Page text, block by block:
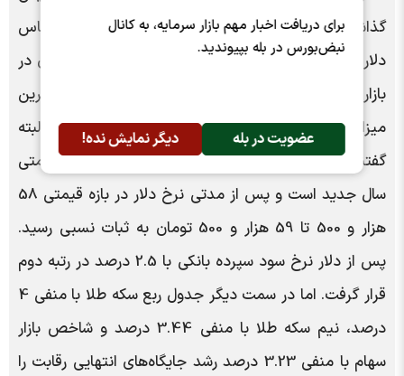
برای دریافت اخبار مهم بازار سرمایه، به کانال
نبض‌بورس در بله بپیوندید.
عضویت در بله دیگر نمایش نده!
گذاشت. با احتساب رقم 57 هزار و 550 تومان برای اسکناس
دلار در 28 اردیبهشت 1403 و رقم 59 هزار و 300 تومان در
بازار روز گذشته، هر برگ دلار آزاد با 3 درصد رشد، بالاترین
میزان بازدهی در خرداد ماه را به خود اختصاص داد. البته
گفتنی است که نرخ انتهای ماه گذشته جزو کف‌های قیمتی
سال جدید است و پس از مدتی نرخ دلار در بازه قیمتی 58
هزار و 500 تا 59 هزار و 500 تومان به ثبات نسبی رسید.
پس از دلار نرخ سود سپرده بانکی با 2.5 درصد در رتبه دوم
قرار گرفت. اما در سمت دیگر جدول ربع سکه طلا با منفی 4
درصد، نیم سکه طلا با منفی 3.44 درصد و شاخص بازار
سهام با منفی 3.23 درصد رشد جایگاه‌های انتهایی رقابت را